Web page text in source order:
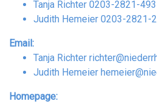
Tanja Richter 0203-2821-493
Judith Hemeier 0203-2821-
Email:
Tanja Richter
Judith Hemeier